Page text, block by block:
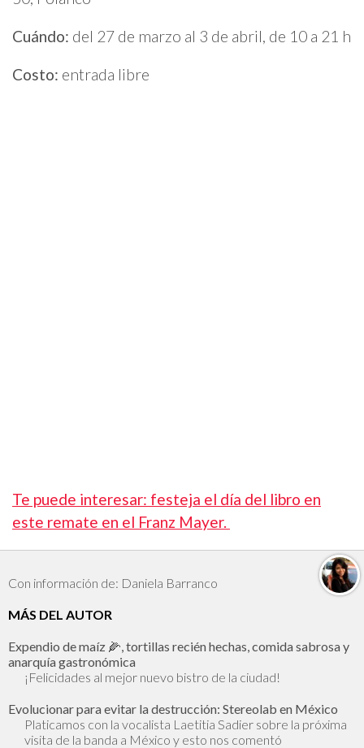
Cuándo: del 27 de marzo al 3 de abril, de 10 a 21 h
Costo: entrada libre
Te puede interesar: festeja el día del libro en
este remate en el Franz Mayer.
Con información de: Daniela Barranco
MÁS DEL AUTOR
Expendio de maíz 🌽, tortillas recién hechas, comida sabrosa y
anarquía gastronómica
¡Felicidades al mejor nuevo bistro de la ciudad!
Evolucionar para evitar la destrucción: Stereolab en México
Platicamos con la vocalista Laetitia Sadier sobre la próxima
visita de la banda a México y esto nos comentó